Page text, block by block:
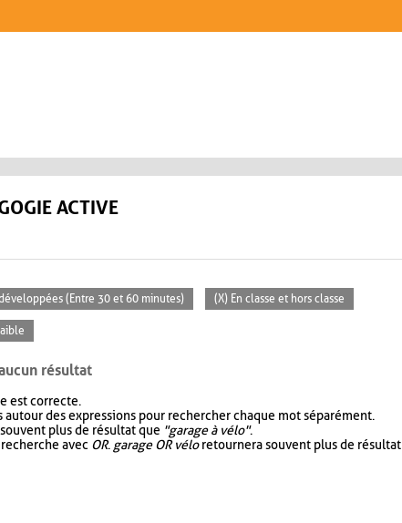
ACTIVE
(Entre 30 et 60 minutes) (X) En classe et hors classe
résultat
est correcte.
des expressions pour rechercher chaque mot séparément.
plus de résultat que "garage à vélo".
avec OR. garage OR véloretournera souvent plus de résultat